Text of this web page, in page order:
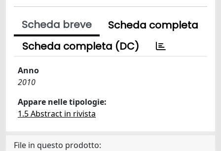
Scheda breve
Scheda completa
Scheda completa (DC)
Anno
2010
Appare nelle tipologie:
1.5 Abstract in rivista
File in questo prodotto: